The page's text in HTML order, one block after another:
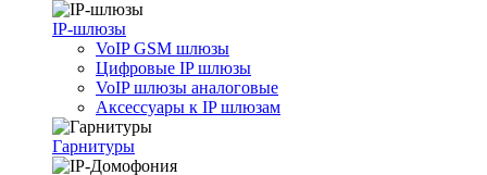
IP-шлюзы
VoIP GSM шлюзы
Цифровые IP шлюзы
VoIP шлюзы аналоговые
Аксессуары к IP шлюзам
Гарнитуры